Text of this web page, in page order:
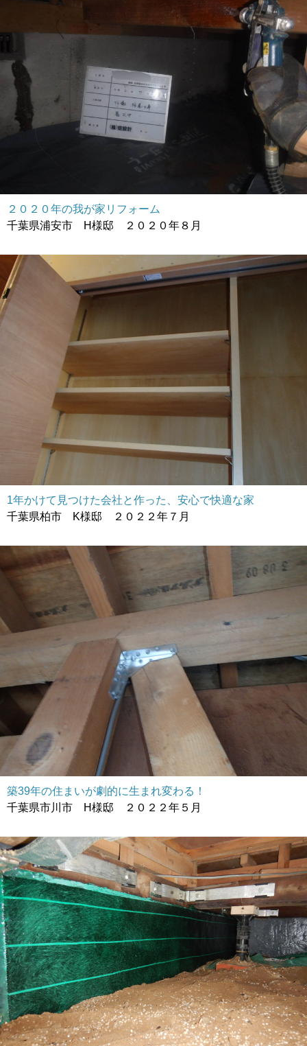
２０２０年の我が家リフォーム
千葉県浦安市 H様邸 ２０２０年８月
1年かけて見つけた会社と作った、安心で快適な家
千葉県柏市 K様邸 ２０２２年７月
築39年の住まいが劇的に生まれ変わる！
千葉県市川市 H様邸 ２０２２年５月